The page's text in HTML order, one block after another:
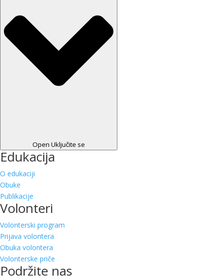
Open Uključite se
Edukacija
O edukaciji
Obuke
Publikacije
Volonteri
Volonterski program
Prijava volontera
Obuka volontera
Volonterske priče
Podržite nas